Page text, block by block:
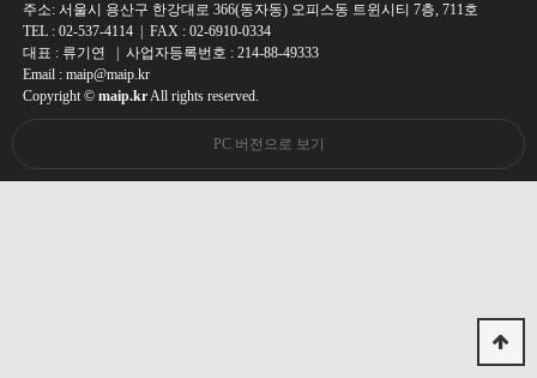
주소: 서울시 용산구 한강대로 366(동자동) 오피스동 트윈시티 7층, 711호
TEL : 02-537-4114| FAX : 02-6910-0334
대표 : 류기연 | 사업자등록번호 : 214-88-49333
Email : maip@maip.kr
Copyright © maip.krAll rights reserved.
PC 버전으로 보기